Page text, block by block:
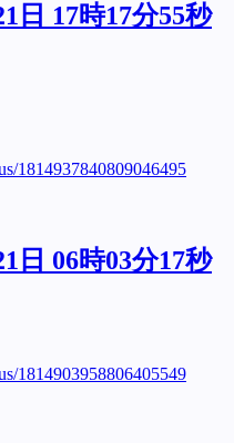
日 17時17分55秒
1814937840809046495
日 06時03分17秒
1814903958806405549